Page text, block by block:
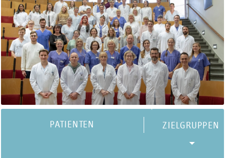
ZUWEISER
PATIENTEN
FORSCHUNG
VERANSTALTUNGEN / NEWS
PATIENTEN